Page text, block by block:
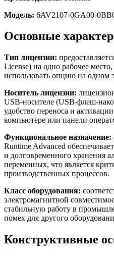
Модель: 6AV2107-0GA00-
Основные
Тип лицензии:
License) на одно рабочее место,
использовать опцию на одном
Носитель лицензии:
USB-носителе (USB-флеш-
удобство переноса и
компьютере или панели
Функциональное назначение:
Runtime Advanced
и долговременного хранения
переменных, что является
производственных процессов.
Класс оборудования:
электромагнитной
стабильную работу в
помех для другого
Конструктивные